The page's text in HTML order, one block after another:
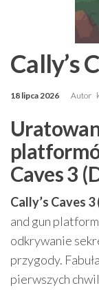
Cally’s
18 lipca 2026 Autor
Caves 3
Cally’s Caves
and gun
odkrywanie
przygody.
pierwszych